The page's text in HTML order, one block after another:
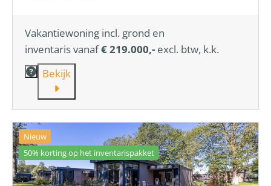
Vakantiewoning incl. grond en
inventaris vanaf€ 219.000,- excl. btw, k.k.
Bekijk
Nieuw
50% korting op het inventarispakket